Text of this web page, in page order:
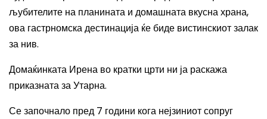
љубителите на планината и домашната вкусна храна,
ова гастрномска дестинација ќе биде вистинскиот залак
за нив.
Домаќинката Ирена во кратки црти ни ја раскажа
приказната за Утарна.
Се започнало пред 7 години кога нејзиниот сопруг